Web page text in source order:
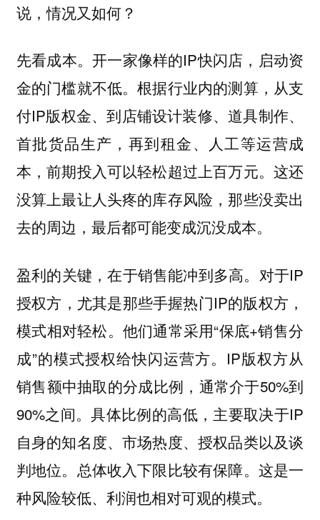
说，情况又如何？
先看成本。开一家像样的IP快闪店，启动资
金的门槛就不低。根据行业内的测算，从支
付IP版权金、到店铺设计装修、道具制作、
首批货品生产，再到租金、人工等运营成
本，前期投入可以轻松超过上百万元。这还
没算上最让人头疼的库存风险，那些没卖出
去的周边，最后都可能变成沉没成本。
盈利的关键，在于销售能冲到多高。对于IP
授权方，尤其是那些手握热门IP的版权方，
模式相对轻松。他们通常采用“保底+销售分
成”的模式授权给快闪运营方。IP版权方从
销售额中抽取的分成比例，通常介于50%到
90%之间。具体比例的高低，主要取决于IP
自身的知名度、市场热度、授权品类以及谈
判地位。总体收入下限比较有保障。这是一
种风险较低、利润也相对可观的模式。